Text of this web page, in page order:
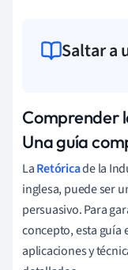
Saltar a
Comprender
Una guía
LaRetóricade la
inglesa, puede ser
persuasivo. Para
concepto, esta guía
aplicaciones y